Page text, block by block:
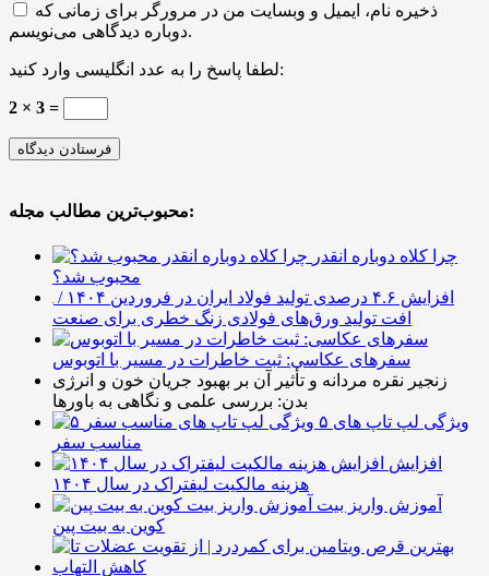
ذخیره نام، ایمیل و وبسایت من در مرورگر برای زمانی که
دوباره دیدگاهی می‌نویسم.
لطفا پاسخ را به عدد انگلیسی وارد کنید:
2 × 3 =
محبوب‌ترین مطالب مجله:
چرا کلاه دوباره انقدر
محبوب شد؟
افزایش ۴.۶ درصدی تولید فولاد ایران در فروردین ۱۴۰۴ /
افت تولید ورق‌های فولادی زنگ خطری برای صنعت
سفرهای عکاسی: ثبت خاطرات در مسیر با اتوبوس
زنجیر نقره مردانه و تأثیر آن بر بهبود جریان خون و انرژی
بدن: بررسی علمی و نگاهی به باورها
۵ ویژگی لپ تاپ های
مناسب سفر
افزایش
هزینه مالکیت لیفتراک در سال ۱۴۰۴
آموزش واریز بیت
کوین به بیت پین